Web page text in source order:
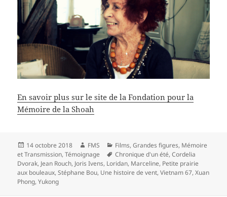
En savoir plus sur le site de la Fondation pour la
Mémoire de la Shoah
Publié
le
14 octobre 2018 Auteur
FMS Catégories
Films,Grandes figures, Mémoire
et Transmission,Témoignage
Mots-
clés
Chronique d'un été,Cordelia
Dvorak, Jean Rouch, Joris Ivens, Loridan, Marceline, Petite prairie
aux bouleaux,Stéphane Bou, Une histoire de vent,Vietnam 67,Xuan
Phong,Yukong